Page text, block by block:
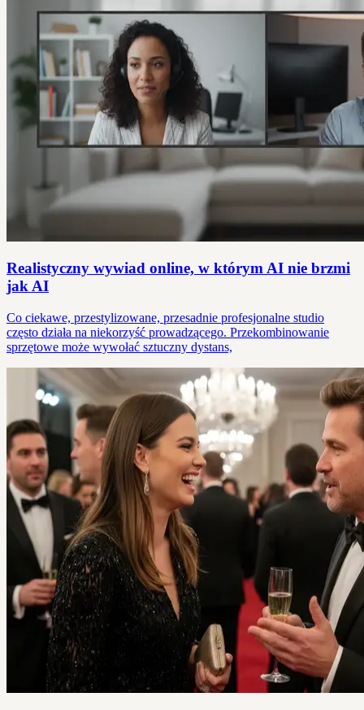
Realistyczny wywiad online, w którym AI nie brzmi
jak AI
Co ciekawe, przestylizowane, przesadnie profesjonalne studio
często działa na niekorzyść prowadzącego. Przekombinowanie
sprzętowe może wywołać sztuczny dystans,